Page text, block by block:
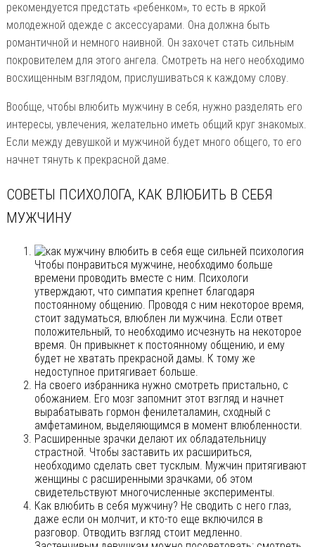
рекомендуется предстать «ребенком», то есть в яркой
молодежной одежде с аксессуарами. Она должна быть
романтичной и немного наивной. Он захочет стать сильным
покровителем для этого ангела. Смотреть на него необходимо
восхищенным взглядом, прислушиваться к каждому слову.
Вообще, чтобы влюбить мужчину в себя, нужно разделять его
интересы, увлечения, желательно иметь общий круг знакомых.
Если между девушкой и мужчиной будет много общего, то его
начнет тянуть к прекрасной даме.
СОВЕТЫ ПСИХОЛОГА, КАК ВЛЮБИТЬ В СЕБЯ
МУЖЧИНУ
Чтобы понравиться мужчине, необходимо больше
времени проводить вместе с ним. Психологи
утверждают, что симпатия крепнет благодаря
постоянному общению. Проводя с ним некоторое время,
стоит задуматься, влюблен ли мужчина. Если ответ
положительный, то необходимо исчезнуть на некоторое
время. Он привыкнет к постоянному общению, и ему
будет не хватать прекрасной дамы. К тому же
недоступное притягивает больше.
На своего избранника нужно смотреть пристально, с
обожанием. Его мозг запомнит этот взгляд и начнет
вырабатывать гормон фенилеталамин, сходный с
амфетамином, выделяющимся в момент влюбленности.
Расширенные зрачки делают их обладательницу
страстной. Чтобы заставить их расшириться,
необходимо сделать свет тусклым. Мужчин притягивают
женщины с расширенными зрачками, об этом
свидетельствуют многочисленные эксперименты.
Как влюбить в себя мужчину? Не сводить с него глаз,
даже если он молчит, и кто-то еще включился в
разговор. Отводить взгляд стоит медленно.